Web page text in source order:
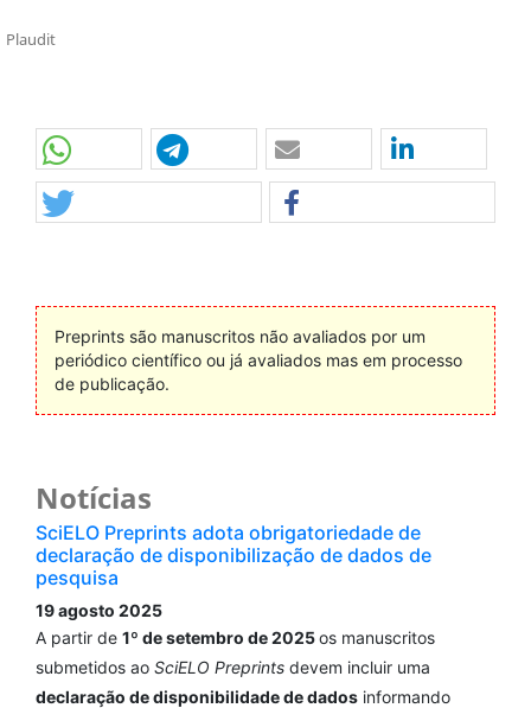
Plaudit
Preprints são manuscritos não avaliados por um
periódico científico ou já avaliados mas em processo
de publicação.
Notícias
SciELO Preprints adota obrigatoriedade de
declaração de disponibilização de dados de
pesquisa
19 agosto 2025
A partir de 1º de setembro de 2025os manuscritos
submetidos ao SciELO Preprints devem incluir uma
declaração de disponibilidade de dados informando